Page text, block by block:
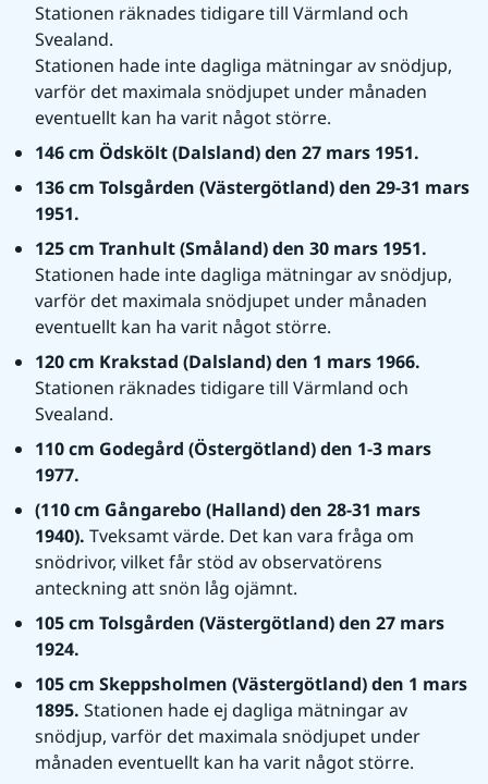
Stationen räknades tidigare till Värmland och
Svealand.
Stationen hade inte dagliga mätningar av snödjup,
varför det maximala snödjupet under månaden
eventuellt kan ha varit något större.
146 cm Ödskölt (Dalsland) den 27 mars 1951.
136 cm Tolsgården (Västergötland) den 29-31 mars
1951.
Stationen hade inte dagliga mätningar av snödjup,
varför det maximala snödjupet under månaden
eventuellt kan ha varit något större.
Stationen räknades tidigare till Värmland och
Svealand.
110 cm Godegård (Östergötland) den 1-3 mars
1977.
(110 cm Gångarebo (Halland) den 28-31 mars
1940). Tveksamt värde. Det kan vara fråga om
snödrivor, vilket får stöd av observatörens
anteckning att snön låg ojämnt.
105 cm Tolsgården (Västergötland) den 27 mars
1924.
105 cm Skeppsholmen (Västergötland) den 1 mars
1895. Stationen hade ej dagliga mätningar av
snödjup, varför det maximala snödjupet under
månaden eventuellt kan ha varit något större.